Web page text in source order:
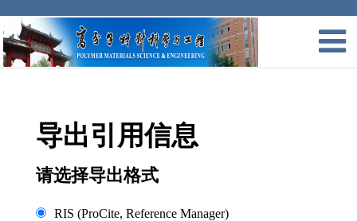
导出引用信息
请选择导出格式
RIS (ProCite, Reference Manager)